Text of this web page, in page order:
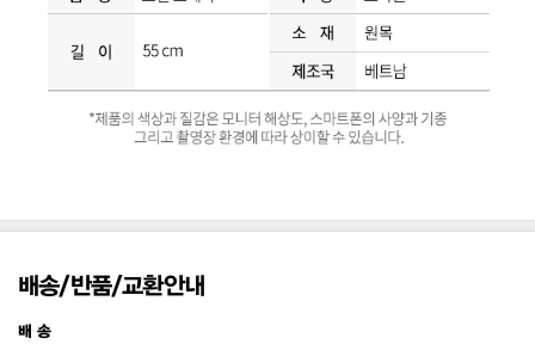
배송/반품/교환안내
배 송